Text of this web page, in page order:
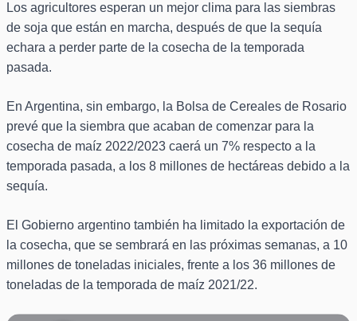
Los agricultores esperan un mejor clima para las siembras
de soja que están en marcha, después de que la sequía
echara a perder parte de la cosecha de la temporada
pasada.
En Argentina, sin embargo, la Bolsa de Cereales de Rosario
prevé que la siembra que acaban de comenzar para la
cosecha de maíz 2022/2023 caerá un 7% respecto a la
temporada pasada, a los 8 millones de hectáreas debido a la
sequía.
El Gobierno argentino también ha limitado la exportación de
la cosecha, que se sembrará en las próximas semanas, a 10
millones de toneladas iniciales, frente a los 36 millones de
toneladas de la temporada de maíz 2021/22.